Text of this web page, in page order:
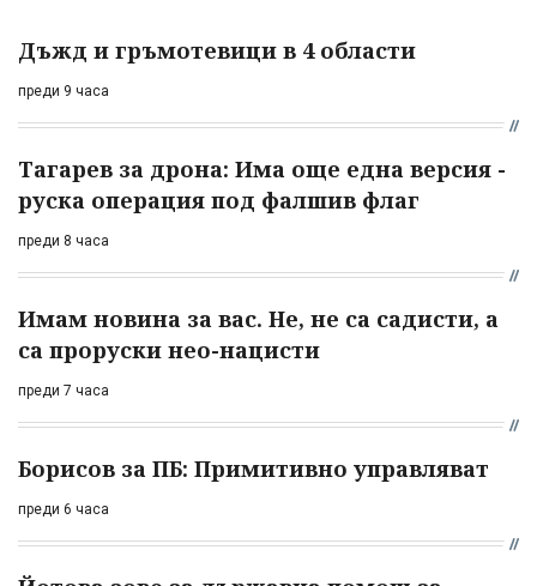
Дъжд и гръмотевици в 4 области
преди 9 часа
Тагарев за дрона: Има още една версия -
руска операция под фалшив флаг
преди 8 часа
Имам новина за вас. Не, не са садисти, а
са проруски нео-нацисти
преди 7 часа
Борисов за ПБ: Примитивно управляват
преди 6 часа